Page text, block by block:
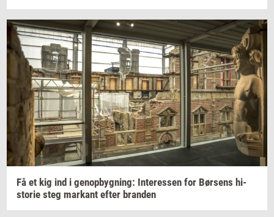
Få et kig ind i genop­byg­ning: In­ter­es­sen for Bør­sens hi­
sto­rie steg mar­kant efter bran­den